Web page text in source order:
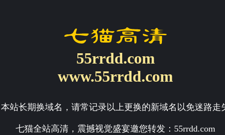
55rrdd.com
www.55rrdd.com
本站长期换域名，请常记录以上更换的新域名以免迷路走
七猫全站高清，震撼视觉盛宴邀您转发： 55rrdd.com